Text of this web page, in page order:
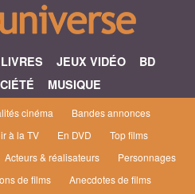
LIVRES JEUX VIDÉO
BD
MUSIQUE
cinéma
Bandes annonces
à la TV En DVD
Top films
Acteurs & réalisateurs
Personnages
de films
Anecdotes de films